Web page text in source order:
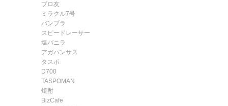
ブロ友
ミラクル7号
バンブラ
スピードレーサー
塩バニラ
アガパンサス
タスポ
D700
TASPOMAN
焼酎
BizCafe